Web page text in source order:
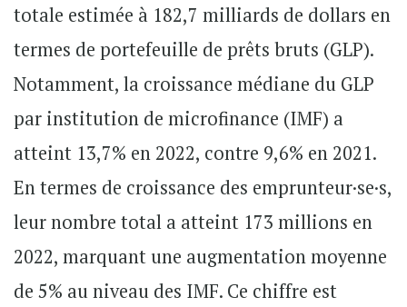
totale estimée à 182,7 milliards de dollars en
termes de portefeuille de prêts bruts (GLP).
Notamment, la croissance médiane du GLP
par institution de microfinance (IMF) a
atteint 13,7% en 2022, contre 9,6% en 2021.
En termes de croissance des emprunteur·se·s,
leur nombre total a atteint 173 millions en
2022, marquant une augmentation moyenne
de 5% au niveau des IMF. Ce chiffre est